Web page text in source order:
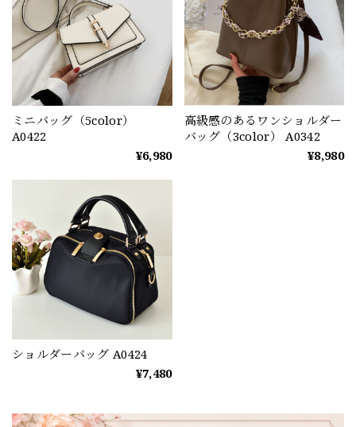
ミニバッグ（5color）
A0422
¥6,980
高級感のあるワンショルダー
バッグ（3color） A0342
¥8,980
ショルダーバッグ A0424
¥7,480